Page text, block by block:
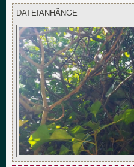
DATEIANHÄNGE